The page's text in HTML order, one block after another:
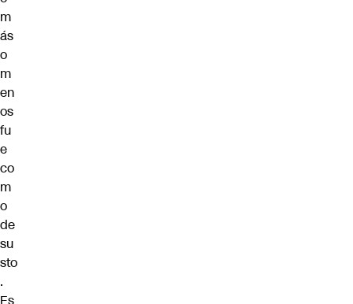
m
ás
o
m
en
os
fu
e
co
m
o
de
su
sto
.
Es